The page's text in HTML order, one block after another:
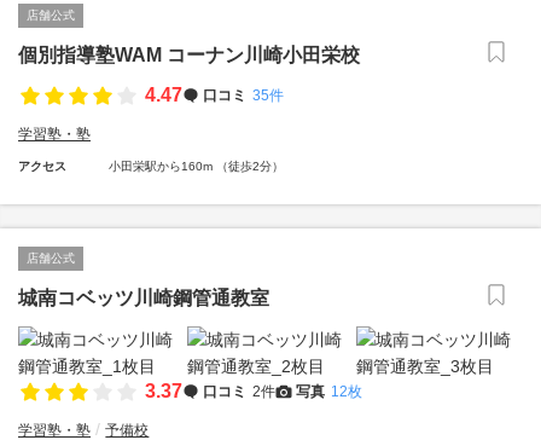
店舗公式
個別指導塾WAM コーナン川崎小田栄校
4.47
口コミ 35件
学習塾・塾
アクセス 小田栄駅から160m （徒歩2分）
店舗公式
城南コベッツ川崎鋼管通教室
3.37 口コミ 2件 写真 12枚
学習塾・塾 予備校